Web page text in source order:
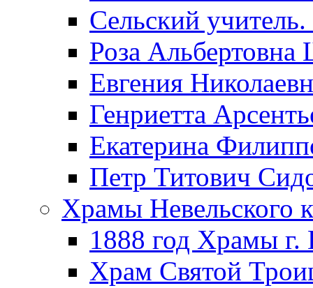
Сельский
Роза
Евгения
Генриетта
Екатерина
Петр Титович
Храмы Невельского
1888 год Храмы г.
Храм Святой